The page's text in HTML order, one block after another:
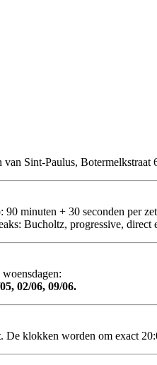
Sint-Paulus,
90 minuten + 30 seconden per
Bucholtz, progressive,
02/06, 09/06.
. De klokken worden om exact